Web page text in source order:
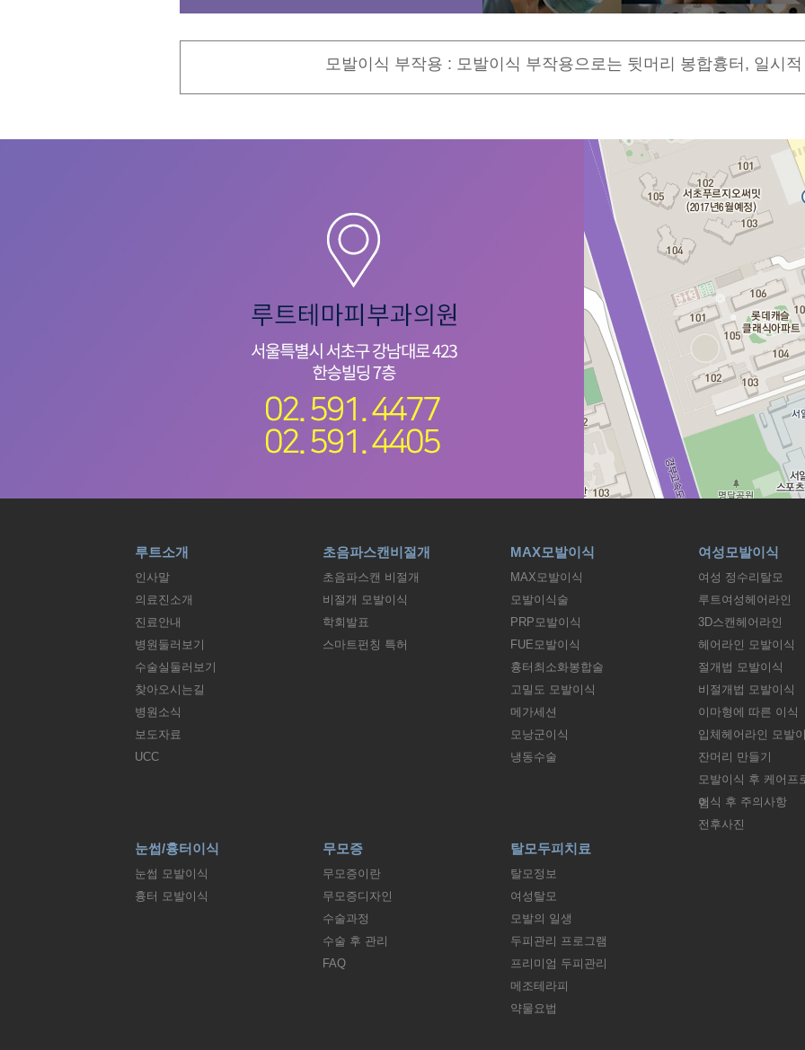
모발이식 부작용 : 모발이식 부작용으로는 뒷머리 봉합흉터, 일시
루트소개
인사말
의료진소개
진료안내
병원둘러보기
수술실둘러보기
찾아오시는길
병원소식
보도자료
UCC
초음파스캔비절개
초음파스캔 비절개
비절개 모발이식
학회발표
스마트펀칭 특허
MAX모발이식
MAX모발이식
모발이식술
PRP모발이식
FUE모발이식
흉터최소화봉합술
고밀도 모발이식
메가세션
모낭군이식
냉동수술
여성모발이식
여성 정수리탈모
루트여성헤어라인
3D스캔헤어라인
헤어라인 모발이식
절개법 모발이식
비절개법 모발이식
이마형에 따른 이식
입체헤어라인 모발
잔머리 만들기
모발이식 후 케어프
램
이식 후 주의사항
전후사진
눈썹/흉터이식
눈썹 모발이식
흉터 모발이식
무모증
무모증이란
무모증디자인
수술과정
수술 후 관리
FAQ
탈모두피치료
탈모정보
여성탈모
모발의 일생
두피관리 프로그램
프리미엄 두피관리
메조테라피
약물요법